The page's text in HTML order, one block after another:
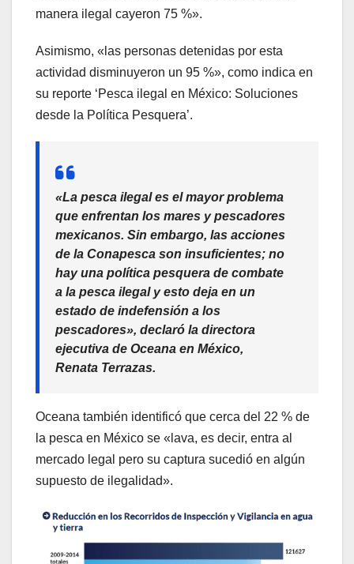
manera ilegal cayeron 75 %».
Asimismo, «las personas detenidas por esta
actividad disminuyeron un 95 %», como indica en
su reporte ‘Pesca ilegal en México: Soluciones
desde la Política Pesquera’.
«La pesca ilegal es el mayor problema
que enfrentan los mares y pescadores
mexicanos. Sin embargo, las acciones
de la Conapesca son insuficientes; no
hay una política pesquera de combate
a la pesca ilegal y esto deja en un
estado de indefensión a los
pescadores», declaró la directora
ejecutiva de Oceana en México,
Renata Terrazas.
Oceana también identificó que cerca del 22 % de
la pesca en México se «lava, es decir, entra al
mercado legal pero su captura sucedió en algún
supuesto de ilegalidad».